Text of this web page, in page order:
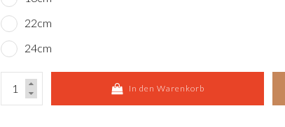
22cm
24cm
In den Warenkorb